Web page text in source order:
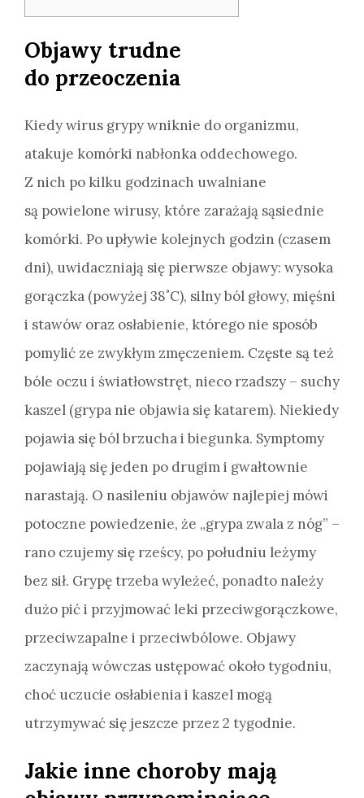
Objawy trudne
do przeoczenia
Kiedy wirus grypy wniknie do organizmu,
atakuje komórki nabłonka oddechowego.
Z nich po kilku godzinach uwalniane
są powielone wirusy, które zarażają sąsiednie
komórki. Po upływie kolejnych godzin (czasem
dni), uwidaczniają się pierwsze objawy: wysoka
gorączka (powyżej 38˚C), silny ból głowy, mięśni
i stawów oraz osłabienie, którego nie sposób
pomylić ze zwykłym zmęczeniem. Częste są też
bóle oczu i światłowstręt, nieco rzadszy – suchy
kaszel (grypa nie objawia się katarem). Niekiedy
pojawia się ból brzucha i biegunka. Symptomy
pojawiają się jeden po drugim i gwałtownie
narastają. O nasileniu objawów najlepiej mówi
potoczne powiedzenie, że „grypa zwala z nóg” –
rano czujemy się rześcy, po południu leżymy
bez sił. Grypę trzeba wyleżeć, ponadto należy
dużo pić i przyjmować leki przeciwgorączkowe,
przeciwzapalne i przeciwbólowe. Objawy
zaczynają wówczas ustępować około tygodniu,
choć uczucie osłabienia i kaszel mogą
utrzymywać się jeszcze przez 2 tygodnie.
Jakie inne choroby mają